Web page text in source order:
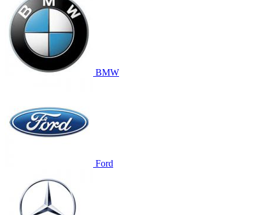
BMW
Ford